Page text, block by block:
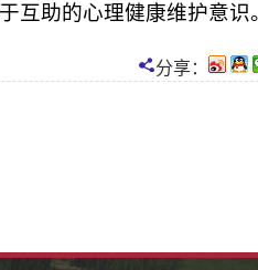
互助的心理健康维护意识
分享：